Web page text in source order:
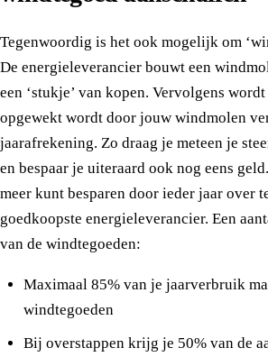
Tegenwoordig is het ook mogelijk om
De energieleverancier bouwt een
een ‘stukje’ van kopen. Vervolgens
opgewekt wordt door jouw windmolen
jaarafrekening. Zo draag je meteen je
en bespaar je uiteraard ook nog eens
meer kunt besparen door ieder jaar over
goedkoopste energieleverancier. Een
van de windtegoeden:
Maximaal 85% van je jaarverbruik
windtegoeden
Bij overstappen krijg je 50% van de